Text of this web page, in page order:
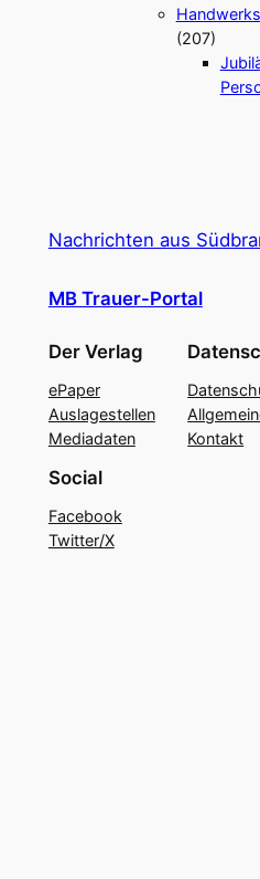
(207)
Nachrichten aus
MB Trauer-Portal
Der Verlag
ePaper
Auslagestellen
Mediadaten
Kontakt
Social
Facebook
Twitter/X